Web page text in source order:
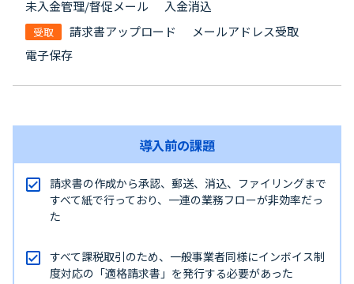
未入金管理/督促メール
入金消込
受取 請求書アップロード
メールアドレス受取
電子保存
導入前の課題
請求書の作成から承認、郵送、消込、ファイリングまで
すべて紙で行っており、一連の業務フローが非効率だっ
た
すべて課税取引のため、一般事業者同様にインボイス制
度対応の「適格請求書」を発行する必要があった